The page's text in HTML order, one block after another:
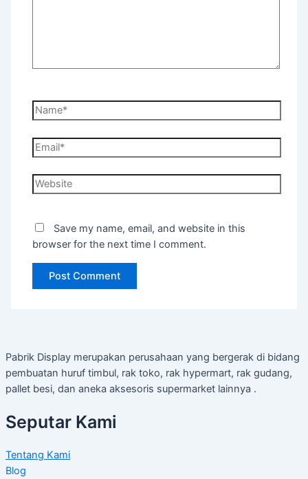
Name*
Email*
Website
Save my name, email, and website in this
browser for the next time I comment.
Pabrik Display merupakan perusahaan yang bergerak di bidang
pembuatan huruf timbul, rak toko, rak hypermart, rak gudang,
pallet besi, dan aneka aksesoris supermarket lainnya .
Seputar Kami
Tentang Kami
Blog